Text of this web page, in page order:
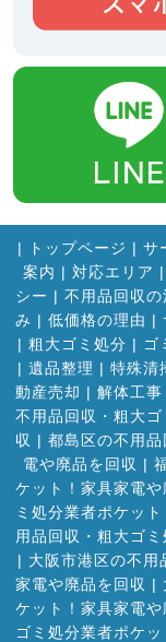
| トップページ | サ
案内 | 対応エリア |
シー | 不用品回収の
み | 低価格の理由 |
| 粗大ゴミ処分 | ゴ
| 遺品整理 | 特殊清
動産売却 | 解体工事
不用品回収・粗大
収 | 都島区の不用
電や廃品を回収 |
ケット！家具家電や
ミ処分業者ポケッ
用品回収・粗大ゴ
| 大阪市港区の不用
家電や廃品を回収 |
ケット！家具家電や
ゴミ処分業者ポケ